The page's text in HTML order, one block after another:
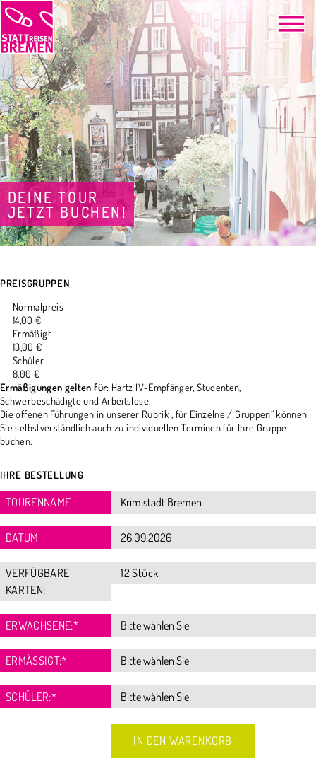
DEINE TOUR
JETZT BUCHEN!
PREISGRUPPEN
Normalpreis
14,00 €
Ermäßigt
13,00 €
Schüler
8,00 €
Ermäßigungen gelten für: Hartz IV-Empfänger, Studenten,
Schwerbeschädigte und Arbeitslose.
Die offenen Führungen in unserer Rubrik „für Einzelne / Gruppen“ können
Sie selbstverständlich auch zu individuellen Terminen für Ihre Gruppe
buchen.
IHRE BESTELLUNG
TOURENNAME
DATUM
VERFÜGBARE
KARTEN:
12 Stück
ERWACHSENE:*
ERMÄSSIGT:*
SCHÜLER:*